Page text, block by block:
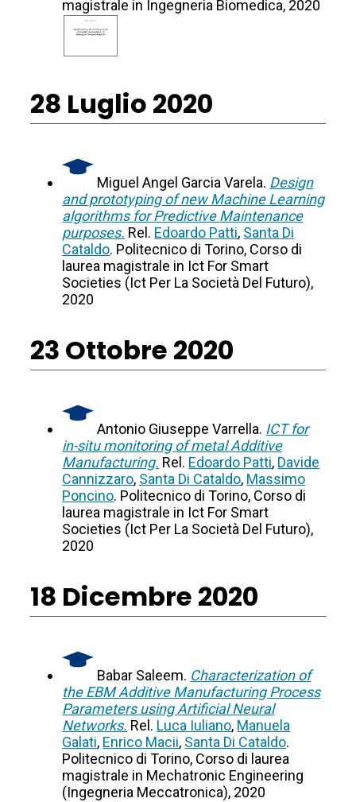
magistrale in Ingegneria Biomedica, 2020
28 Luglio 2020
Miguel Angel Garcia Varela. Design
and prototyping of new Machine Learning
algorithms for Predictive Maintenance
purposes. Rel. Edoardo Patti, Santa Di
Cataldo. Politecnico di Torino, Corso di
laurea magistrale in Ict For Smart
Societies (Ict Per La Società Del Futuro),
2020
23 Ottobre 2020
Antonio Giuseppe Varrella. ICT for
in-situ monitoring of metal Additive
Manufacturing. Rel. Edoardo Patti, Davide
Cannizzaro, Santa Di Cataldo, Massimo
Poncino. Politecnico di Torino, Corso di
laurea magistrale in Ict For Smart
Societies (Ict Per La Società Del Futuro),
2020
18 Dicembre 2020
Babar Saleem. Characterization of
the EBM Additive Manufacturing Process
Parameters using Artificial Neural
Networks. Rel. Luca Iuliano, Manuela
Galati, Enrico Macii, Santa Di Cataldo.
Politecnico di Torino, Corso di laurea
magistrale in Mechatronic Engineering
(Ingegneria Meccatronica), 2020